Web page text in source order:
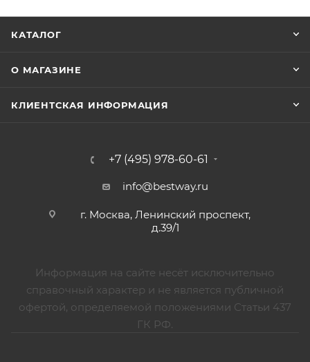
КАТАЛОГ
О МАГАЗИНЕ
КЛИЕНТСКАЯ ИНФОРМАЦИЯ
+7 (495) 978-60-61
info@bestway.ru
г. Москва, Ленинский проспект,
д.39/1
Информация на сайте несёт исключительно
справочный характер и не является публичной
офертой, определяемой положениями Статьи 437
ГК РФ.